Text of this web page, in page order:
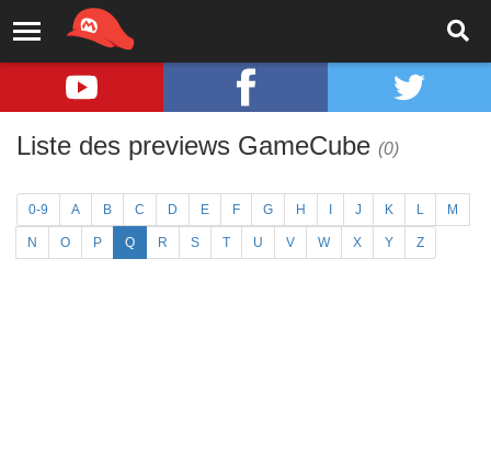
Liste des previews GameCube (0)
0-9 A B C D E F G H J K L M
N O P Q R S T U V W X Y Z